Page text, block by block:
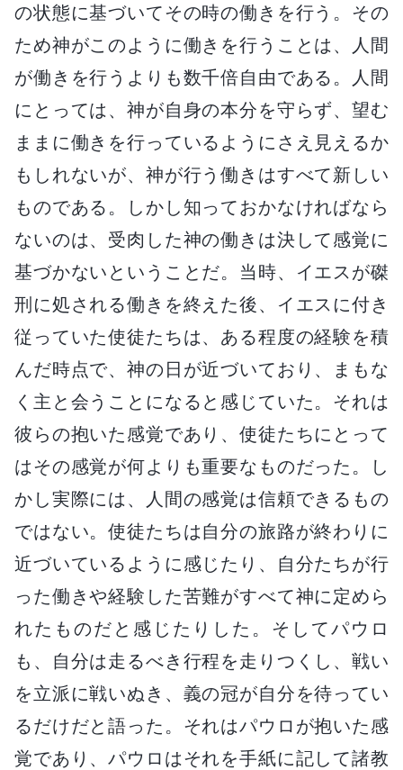
の状態に基づいてその時の働きを行う。その
ため神がこのように働きを行うことは、人間
が働きを行うよりも数千倍自由である。人間
にとっては、神が自身の本分を守らず、望む
ままに働きを行っているようにさえ見えるか
もしれないが、神が行う働きはすべて新しい
ものである。しかし知っておかなければなら
ないのは、受肉した神の働きは決して感覚に
基づかないということだ。当時、イエスが磔
刑に処される働きを終えた後、イエスに付き
従っていた使徒たちは、ある程度の経験を積
んだ時点で、神の日が近づいており、まもな
く主と会うことになると感じていた。それは
彼らの抱いた感覚であり、使徒たちにとって
はその感覚が何よりも重要なものだった。し
かし実際には、人間の感覚は信頼できるもの
ではない。使徒たちは自分の旅路が終わりに
近づいているように感じたり、自分たちが行
った働きや経験した苦難がすべて神に定めら
れたものだと感じたりした。そしてパウロ
も、自分は走るべき行程を走りつくし、戦い
を立派に戦いぬき、義の冠が自分を待ってい
るだけだと語った。それはパウロが抱いた感
覚であり、パウロはそれを手紙に記して諸教